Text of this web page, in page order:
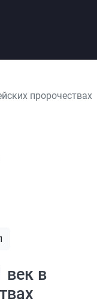
пророчествах
век в